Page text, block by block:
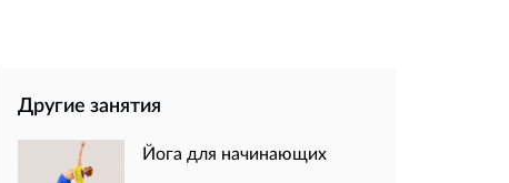
Другие занятия
Йога для начинающих